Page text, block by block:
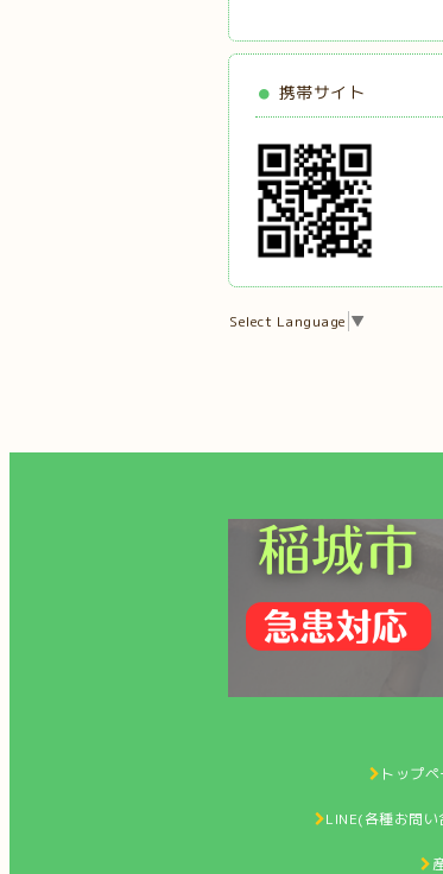
携帯サイト
Select Language ▼
トップ
LINE(各種お問い